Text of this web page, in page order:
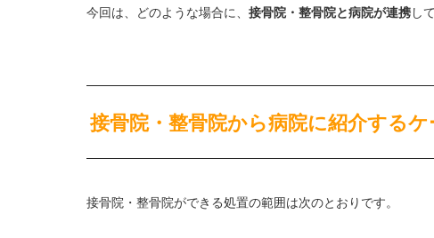
今回は、どのような場合に、 接骨院・整骨院と病院が連携し
接骨院・整骨院から病院に紹介するケ
接骨院・整骨院ができる処置の範囲は次のとおりです。